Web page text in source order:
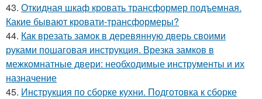
43. Откидная шкаф кровать трансформер подъемная.
Какие бывают кровати-трансформеры?
44. Как врезать замок в деревянную дверь своими
руками пошаговая инструкция. Врезка замков в
межкомнатные двери: необходимые инструменты и их
назначение
45. Инструкция по сборке кухни. Подготовка к сборке